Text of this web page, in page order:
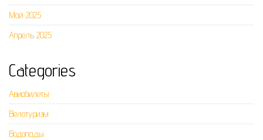
Май 2025
Апрель 2025
Categories
Авиабилеты
Велотуризм
Водопады